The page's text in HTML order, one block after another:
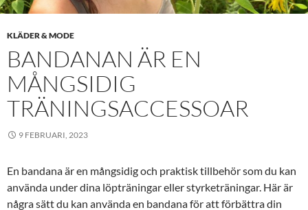
KLÄDER & MODE
BANDANAN ÄR EN
MÅNGSIDIG
TRÄNINGSACCESSOAR
9 FEBRUARI, 2023
En bandana är en mångsidig och praktisk tillbehör som du kan
använda under dina löpträningar eller styrketräningar. Här är
några sätt du kan använda en bandana för att förbättra din